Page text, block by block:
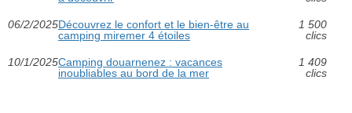
06/2/2025Découvrez le confort et le bien-être au
camping miremer 4 étoiles
1 500
clics
10/1/2025Camping douarnenez : vacances
inoubliables au bord de la mer
1 409
clics